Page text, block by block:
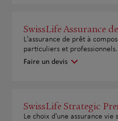
SwissLife Assurance
L'assurance de prêt à
particuliers et professionnels.
Faire un devis
SwissLife Strategic
Le choix d'une assurance vie